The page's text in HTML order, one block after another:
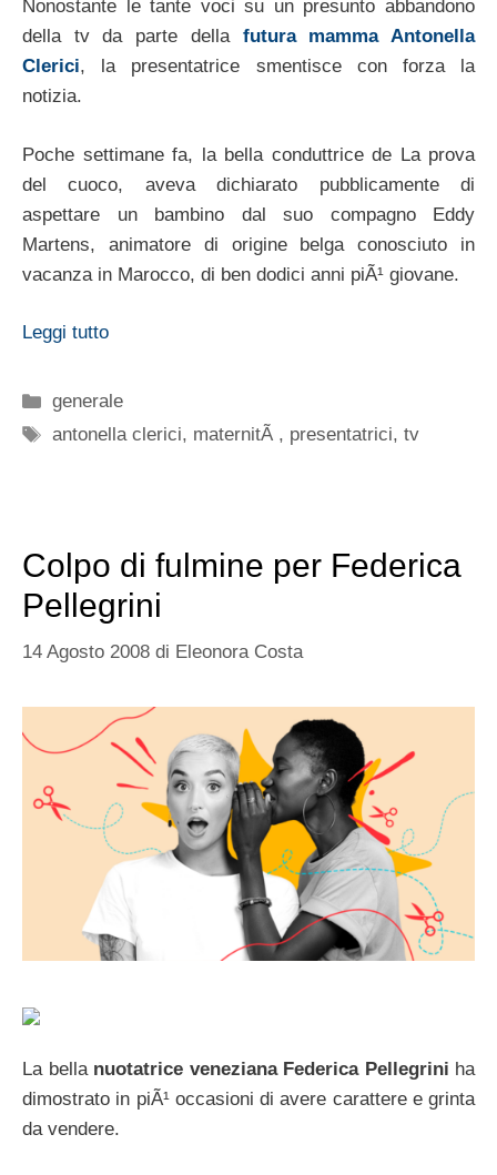
Nonostante le tante voci su un presunto abbandono
della tv da parte della futura mamma Antonella
Clerici, la presentatrice smentisce con forza la
notizia.
Poche settimane fa, la bella conduttrice de La prova
del cuoco, aveva dichiarato pubblicamente di
aspettare un bambino dal suo compagno Eddy
Martens, animatore di origine belga conosciuto in
vacanza in Marocco, di ben dodici anni piÃ¹ giovane.
Leggi tutto
Categorie
generale
Tag
antonella clerici, maternitÃ , presentatrici,tv
Colpo di fulmine per Federica
Pellegrini
14 Agosto 2008 di Eleonora Costa
La bella nuotatrice veneziana Federica Pellegrini ha
dimostrato in piÃ¹ occasioni di avere carattere e grinta
da vendere.